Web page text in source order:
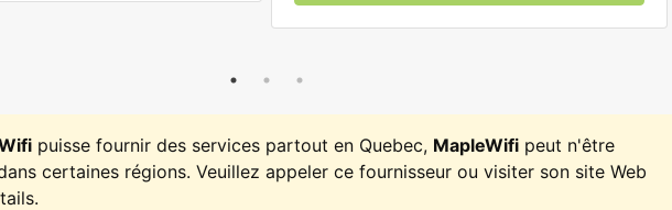
puisse fournir des services partout en Quebec, MapleWifi peut n'être
certaines régions. Veuillez appeler ce fournisseur ou visiter son site Web